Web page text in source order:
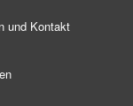
und Kontakt